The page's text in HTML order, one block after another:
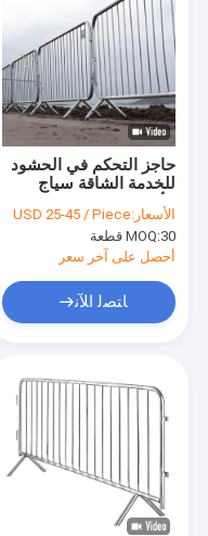
حاجز التحكم في الحشود
للخدمة الشاقة سياج
الأمان من الصلب
المجلفن بطول 1.1 متر
وطول 2 متر
الأسعار:USD 25-45 / Piece
MOQ:30 قطعة
أحصل على آخر سعر
ﺎﺘﺼﻟ ﺍﻶﻧ